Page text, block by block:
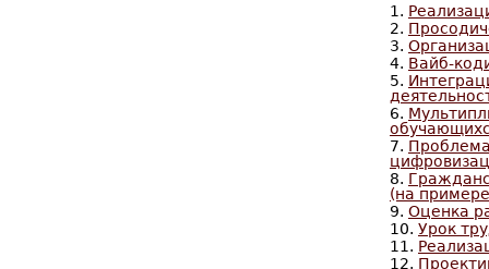
1.
2.
3.
4. Вайб-
5.
6.
7.
8.
(на
9. Оценка
10. Урок
11.
12.